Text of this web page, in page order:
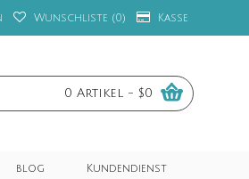
Wunschliste (0) Kasse
0 Artikel - $0
blog Kundendienst